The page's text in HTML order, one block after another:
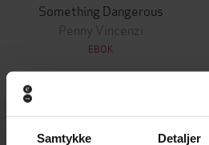
Samtykke Detaljer
Something Dangerous
Penny Vincenzi
EBOK
Andre har også kjøpt